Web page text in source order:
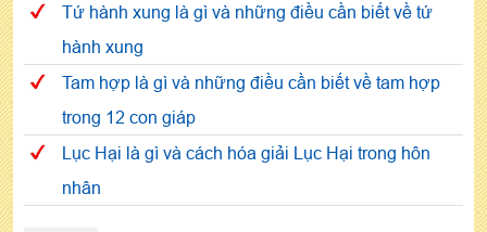
Tứ hành xung là gì và những điều cần biết về tứ
hành xung
Tam hợp là gì và những điều cần biết về tam hợp
trong 12 con giáp
Lục Hại là gì và cách hóa giải Lục Hại trong hôn
nhân